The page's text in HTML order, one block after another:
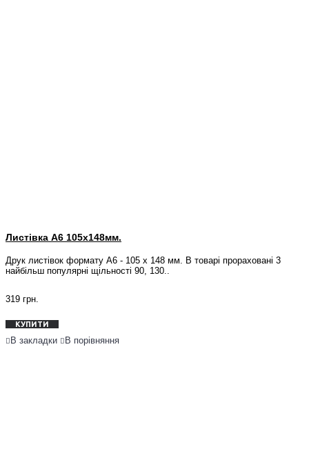
Листівка А6 105x148мм.
Друк листівок формату А6 - 105 х 148 мм. В товарі прораховані 3
найбільш популярні щільності 90, 130..
319 грн.
КУПИТИ
В закладки В порівняння